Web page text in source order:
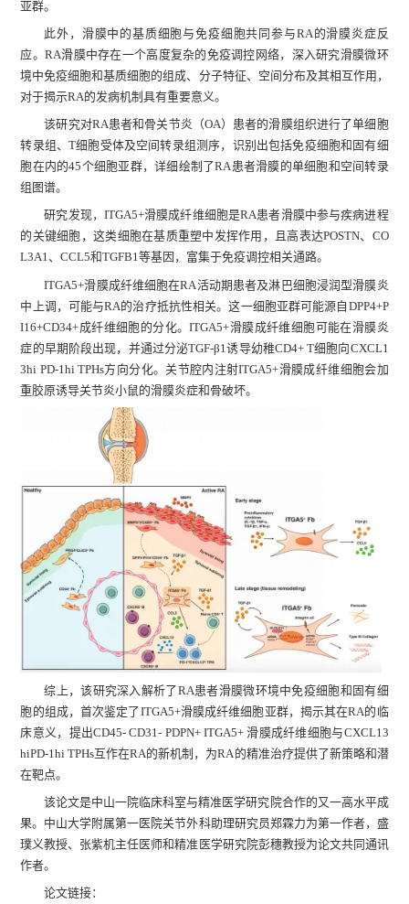
亚群。
此外，滑膜中的基质细胞与免疫细胞共同参与RA的滑膜炎症反
应。RA滑膜中存在一个高度复杂的免疫调控网络，深入研究滑膜微环
境中免疫细胞和基质细胞的组成、分子特征、空间分布及其相互作用，
对于揭示RA的发病机制具有重要意义。
该研究对RA患者和骨关节炎（OA）患者的滑膜组织进行了单细胞
转录组、T细胞受体及空间转录组测序，识别出包括免疫细胞和固有细
胞在内的45个细胞亚群，详细绘制了RA患者滑膜的单细胞和空间转录
组图谱。
研究发现，ITGA5+滑膜成纤维细胞是RA患者滑膜中参与疾病进程
的关键细胞，这类细胞在基质重塑中发挥作用，且高表达POSTN、CO
L3A1、CCL5和TGFB1等基因，富集于免疫调控相关通路。
ITGA5+滑膜成纤维细胞在RA活动期患者及淋巴细胞浸润型滑膜炎
中上调，可能与RA的治疗抵抗性相关。这一细胞亚群可能源自DPP4+P
I16+CD34+成纤维细胞的分化。ITGA5+滑膜成纤维细胞可能在滑膜炎
症的早期阶段出现，并通过分泌TGF-β1诱导幼稚CD4+ T细胞向CXCL1
3hi PD-1hi TPHs方向分化。关节腔内注射ITGA5+滑膜成纤维细胞会加
重胶原诱导关节炎小鼠的滑膜炎症和骨破坏。
综上，该研究深入解析了RA患者滑膜微环境中免疫细胞和固有细
胞的组成，首次鉴定了ITGA5+滑膜成纤维细胞亚群，揭示其在RA的临
床意义，提出CD45- CD31- PDPN+ ITGA5+ 滑膜成纤维细胞与CXCL13
hiPD-1hi TPHs互作在RA的新机制，为RA的精准治疗提供了新策略和潜
在靶点。
该论文是中山一院临床科室与精准医学研究院合作的又一高水平成
果。中山大学附属第一医院关节外科助理研究员郑霖力为第一作者，盛
璞义教授、张紫机主任医师和精准医学研究院彭穗教授为论文共同通讯
作者。
论文链接：